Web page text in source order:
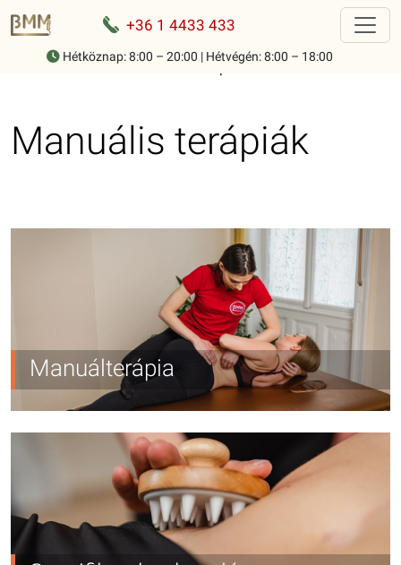
+36 1 4433 433
Hétköznap: 8:00 – 20:00 | Hétvégén: 8:00 – 18:00
- Kezelések Manuális terápiák
Manuális terápiák
Manuálterápia